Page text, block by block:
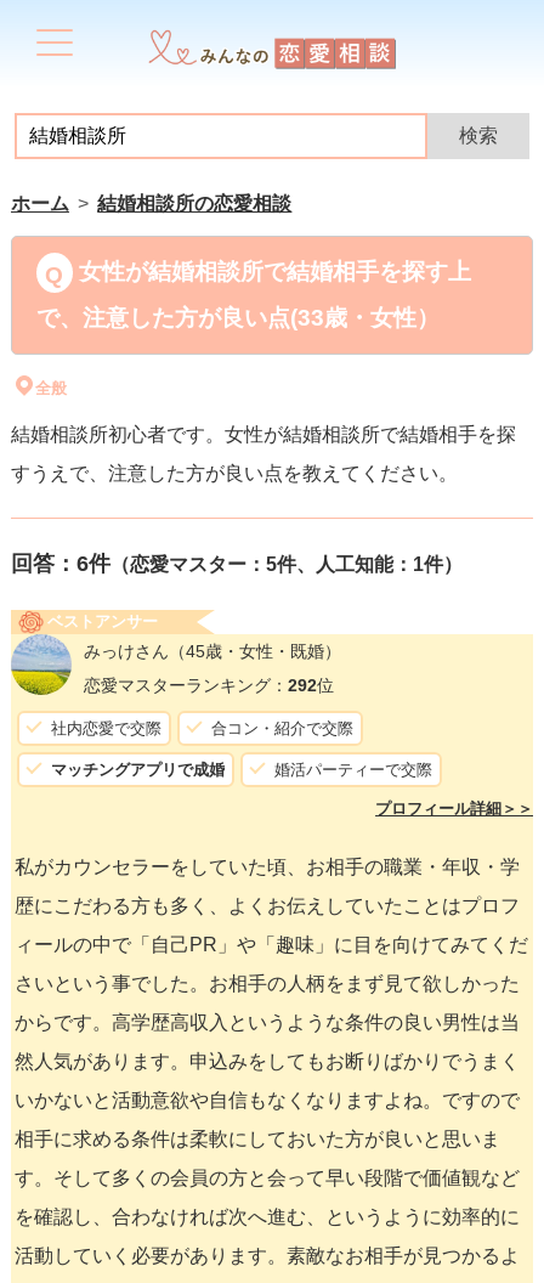
ホーム 結婚相談所の恋愛相談
女性が結婚相談所で結婚相手を探す上
で、注意した方が良い点(33歳・女性）
全般
結婚相談所初心者です。女性が結婚相談所で結婚相手を探
すうえで、注意した方が良い点を教えてください。
回答： 6件（恋愛マスター：5件、人工知能：1件）
ベストアンサー
みっけさん （45歳・女性・既婚）
恋愛マスターランキング： 292位
社内恋愛で交際 合コン・紹介で交際
マッチングアプリで成婚 婚活パーティーで交際
プロフィール詳細＞＞
私がカウンセラーをしていた頃、お相手の職業・年収・学
歴にこだわる方も多く、よくお伝えしていたことはプロフ
ィールの中で「自己PR」や「趣味」に目を向けてみてくだ
さいという事でした。お相手の人柄をまず見て欲しかった
からです。高学歴高収入というような条件の良い男性は当
然人気があります。申込みをしてもお断りばかりでうまく
いかないと活動意欲や自信もなくなりますよね。ですので
相手に求める条件は柔軟にしておいた方が良いと思いま
す。そして多くの会員の方と会って早い段階で価値観など
を確認し、合わなければ次へ進む、というように効率的に
活動していく必要があります。素敵なお相手が見つかるよ